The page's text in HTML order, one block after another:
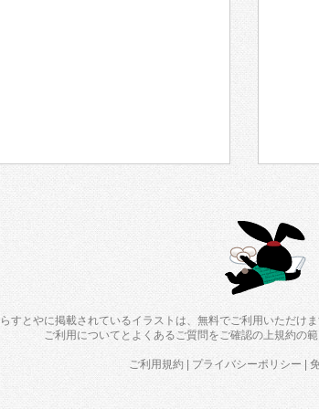
すとやに掲載されているイラストは、無料でご利用いただけ
ご利用について と よくあるご質問をご確認の上規約の
ご利用規約 | プライバシーポリシー |